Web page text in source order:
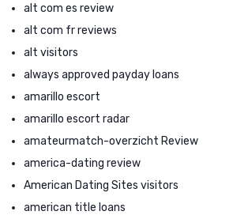
alt com es review
alt com fr reviews
alt visitors
always approved payday loans
amarillo escort
amarillo escort radar
amateurmatch-overzicht Review
america-dating review
American Dating Sites visitors
american title loans